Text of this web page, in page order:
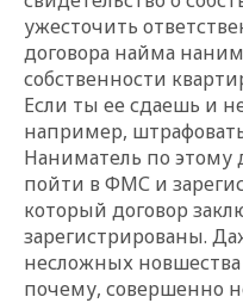
ужесточить
договора найма
собственности
Если ты ее сдаешь и
например,
Наниматель по этому
пойти в ФМС и
который договор
зарегистрированы.
несложных
почему, совершенно